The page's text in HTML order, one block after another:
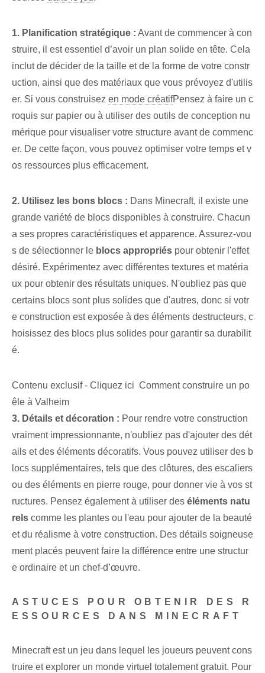
1. Planification stratégique : Avant de commencer à con
struire, il est essentiel d’avoir un plan solide en tête. Cela
inclut de décider de la taille et de la forme⁢ de votre constr
uction, ainsi que des matériaux que vous prévoyez d'utilis
er. Si vous construisez en mode créatifPensez à faire un c
roquis sur papier ou à utiliser des outils de conception nu
mérique pour visualiser votre structure avant de commenc
er. De cette façon, vous pouvez optimiser votre temps et v
os ressources plus efficacement.
2. Utilisez les bons blocs : Dans Minecraft, il existe une
grande variété de blocs disponibles à construire. Chacun
a ses propres caractéristiques et apparence. Assurez-vou
s de ‌sélectionner le blocs appropriés pour obtenir l'effet
désiré. Expérimentez avec différentes textures et matéria
ux ⁢pour obtenir des résultats uniques.​ N'oubliez pas que
certains blocs sont plus solides que d'autres, donc si​ votr
e construction est exposée​ à des éléments destructeurs, c
hoisissez des blocs plus solides pour garantir sa ⁤durabilit
é.
Contenu exclusif - Cliquez ici Comment construire un po
êle à Valheim
3. Détails et décoration : Pour rendre votre construction
vraiment impressionnante, n'oubliez pas d'ajouter des dét
ails et des éléments décoratifs. Vous pouvez utiliser des b
locs supplémentaires, tels que des clôtures, des escaliers
ou des éléments en pierre rouge, pour donner vie à vos st
ructures. Pensez également à utiliser des éléments natu
rels comme les plantes ou l'eau pour ajouter de la beauté
et du réalisme à votre construction. Des détails soigneuse
ment placés peuvent faire la différence entre une structur
e ordinaire et un chef-d’œuvre.
ASTUCES POUR OBTENIR DES R
ESSOURCES DANS MINECRAFT
Minecraft est un jeu dans lequel les joueurs peuvent cons
truire et explorer un monde virtuel totalement gratuit. Pour